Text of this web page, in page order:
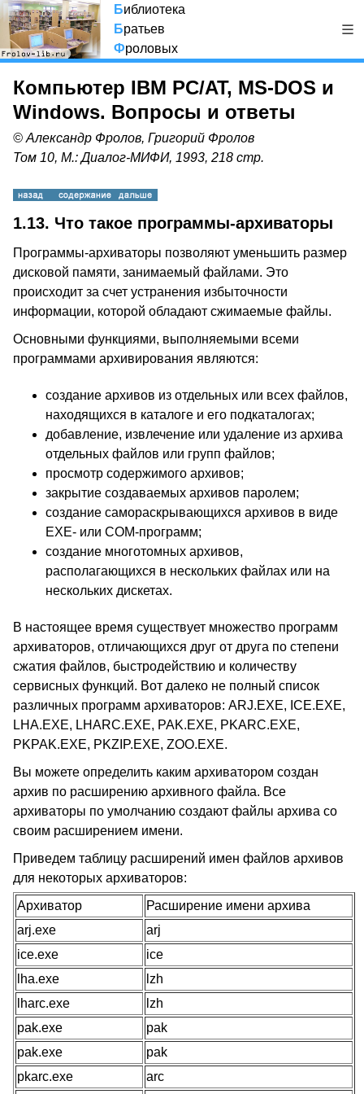
Библиотека
Братьев
Фроловых
Компьютер IBM PC/AT, MS-DOS и
Windows. Вопросы и ответы
© Александр Фролов, Григорий Фролов
Том 10, М.: Диалог-МИФИ, 1993, 218 стр.
1.13. Что такое программы-архиваторы
Программы-архиваторы позволяют уменьшить размер
дисковой памяти, занимаемый файлами. Это
происходит за счет устранения избыточности
информации, которой обладают сжимаемые файлы.
Основными функциями, выполняемыми всеми
программами архивирования являются:
создание архивов из отдельных или всех файлов,
находящихся в каталоге и его подкаталогах;
добавление, извлечение или удаление из архива
отдельных файлов или групп файлов;
просмотр содержимого архивов;
закрытие создаваемых архивов паролем;
создание самораскрывающихся архивов в виде
EXE- или COM-программ;
создание многотомных архивов,
располагающихся в нескольких файлах или на
нескольких дискетах.
В настоящее время существует множество программ
архиваторов, отличающихся друг от друга по степени
сжатия файлов, быстродействию и количеству
сервисных функций. Вот далеко не полный список
различных программ архиваторов: ARJ.EXE, ICE.EXE,
LHA.EXE, LHARC.EXE, PAK.EXE, PKARC.EXE,
PKPAK.EXE, PKZIP.EXE, ZOO.EXE.
Вы можете определить каким архиватором создан
архив по расширению архивного файла. Все
архиваторы по умолчанию создают файлы архива со
своим расширением имени.
Приведем таблицу расширений имен файлов архивов
для некоторых архиваторов:
Архиватор
Расширение имени архива
arj.exe
arj
ice.exe
ice
lha.exe
lzh
lharc.exe
lzh
pak.exe
pak
pak.exe
pak
pkarc.exe
arc